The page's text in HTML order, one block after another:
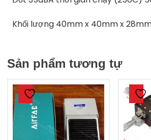
Khối lượng 40mm x 40mm x
Sản phẩm tương tự